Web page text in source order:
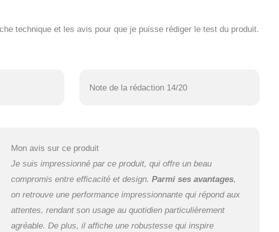
technique et les avis pour que je puisse rédiger le test du produit.
Note de la rédaction 14/20
Mon avis sur ce produit
Je suis impressionné par ce produit, qui offre un beau
compromis entre efficacité et design.Parmi ses avantages,
on retrouve une performance impressionnante qui répond aux
attentes, rendant son usage au quotidien particulièrement
agréable. De plus, il affiche une robustesse qui inspire